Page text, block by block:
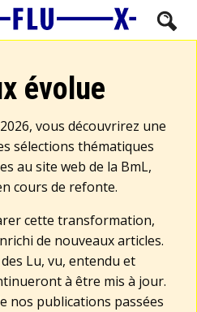
évolue
vous découvrirez une
sélections thématiques
au site web de la BmL,
cours de refonte.
cette transformation,
de nouveaux articles.
Lu, vu, entendu et
à être mis à jour.
nos publications passées